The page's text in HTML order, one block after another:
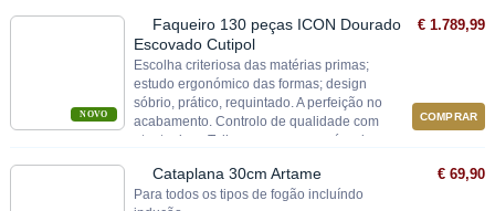
NOVO
Faqueiro 130 peças ICON Dourado
Escovado Cutipol
Escolha criteriosa das matérias primas;
estudo ergonómico das formas; design
sóbrio, prático, requintado. A perfeição no
acabamento. Controlo de qualidade com
atento rigor. Talheres em cromo-níquel
€ 1.789,99
COMPRAR
Cataplana 30cm Artame
Para todos os tipos de fogão incluíndo
€ 69,90